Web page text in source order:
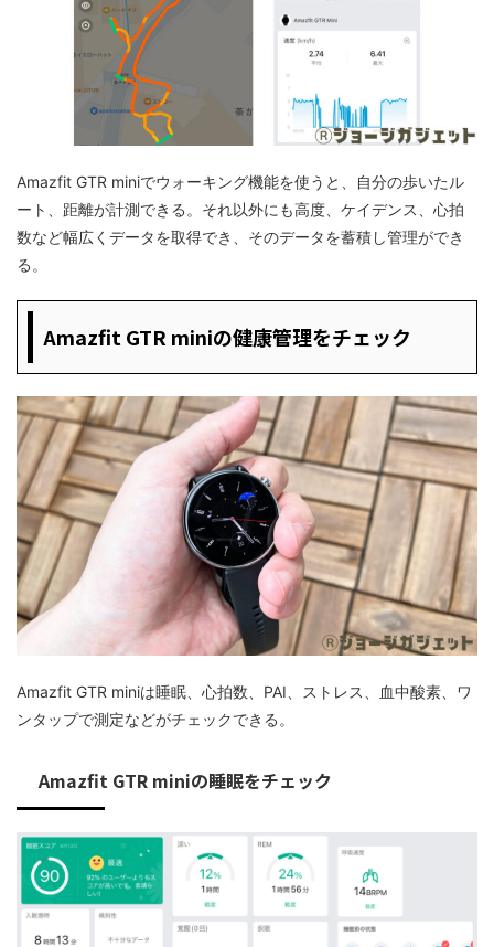
Amazfit GTR miniでウォーキング機能を使うと、自分の歩いたル
ート、距離が計測できる。それ以外にも高度、ケイデンス、心拍
数など幅広くデータを取得でき、そのデータを蓄積し管理ができ
る。
Amazfit GTR miniの健康管理をチェック
Amazfit GTR miniは睡眠、心拍数、PAI、ストレス、血中酸素、ワ
ンタップで測定などがチェックできる。
Amazfit GTR miniの睡眠をチェック